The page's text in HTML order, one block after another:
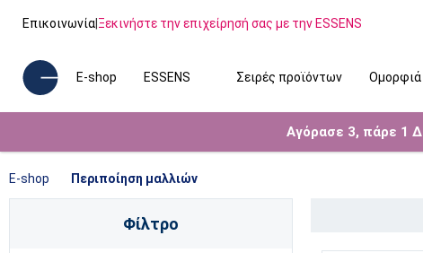
Επικοινωνία|Ξεκινήστε την επιχείρησή σας με την ESSENS
E-shop ESSENS Σειρές προϊόντων Ομορφιά
Αγόρασε 3, πάρε 1
E-shop Περιποίηση μαλλιών
Φίλτρο